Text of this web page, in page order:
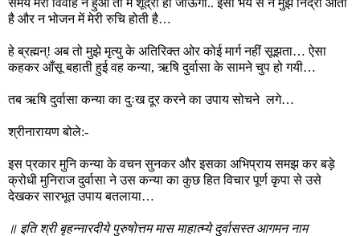
है और न भोजन में मेरी रुचि होती है…
हे ब्रह्मन्‌! अब तो मुझे मृत्यु के अतिरिक्त ओर कोई मार्ग नहीं सूझता… ऐसा
कहकर आँसू बहाती हुई वह कन्या, ऋषि दुर्वासा के सामने चुप हो गयी…
तब ऋषि दुर्वासा कन्या का दुःख दूर करने का उपाय सोचने लगे…
श्रीनारायण बोले:-
इस प्रकार मुनि कन्या के वचन सुनकर और इसका अभिप्राय समझ कर बड़े
क्रोधी मुनिराज दुर्वासा ने उस कन्या का कुछ हित विचार पूर्ण कृपा से उसे
देखकर सारभूत उपाय बतलाया…
॥ इति श्री बृहन्नारदीये पुरुषोत्तम मास माहात्म्ये दुर्वासस्त आगमन नाम